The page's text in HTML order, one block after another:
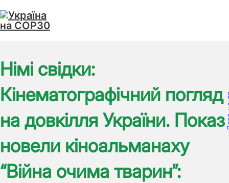
Перейти до основного вмісту
Перейти до нижньої частини сторінки
Німі свідки:
Кінематографічний погляд
на довкілля України. Показ
новели кіноальманаху
“Війна очима тварин”: